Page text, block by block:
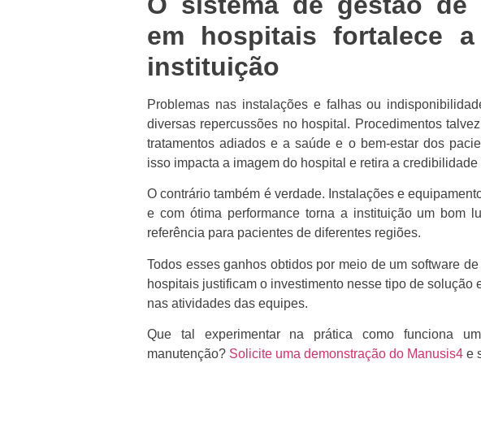
em hospitais fortalece
instituição
Problemas nas instalações e falhas ou
diversas repercussões no hospital. Procedimentos
tratamentos adiados e a saúde e o bem-estar dos
isso impacta a imagem do hospital e retira a
O contrário também é verdade. Instalações e
e com ótima performance torna a instituição um bom
referência para pacientes de diferentes regiões.
Todos esses ganhos obtidos por meio de um software
hospitais justificam o investimento nesse tipo de solução
nas atividades das equipes.
Que tal experimentar na prática como funciona
manutenção? Solicite uma demonstração do Manusis4 e